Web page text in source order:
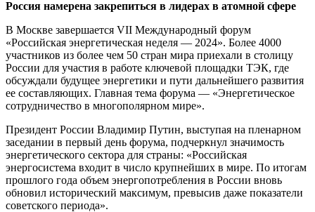
Россия намерена закрепиться в лидерах в атомной сфере
В Москве завершается VII Международный форум
«Российская энергетическая неделя — 2024». Более 4000
участников из более чем 50 стран мира приехали в столицу
России для участия в работе ключевой площадки ТЭК, где
обсуждали будущее энергетики и пути дальнейшего развития
ее составляющих. Главная тема форума — «Энергетическое
сотрудничество в многополярном мире».
Президент России Владимир Путин, выступая на пленарном
заседании в первый день форума, подчеркнул значимость
энергетического сектора для страны: «Российская
энергосистема входит в число крупнейших в мире. По итогам
прошлого года объем энергопотребления в России вновь
обновил исторический максимум, превысив даже показатели
советского периода».